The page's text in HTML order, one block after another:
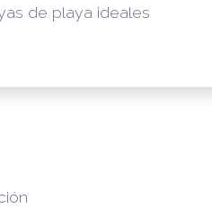
de playa ideales